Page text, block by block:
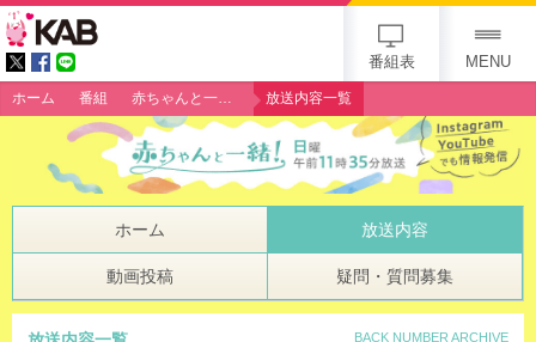
番組表 MENU
ホーム 番組 赤ちゃんと一緒！ 放送内容一覧
ホーム 放送内容
動画投稿 疑問・質問募集
BACK NUMBER ARCHIVE